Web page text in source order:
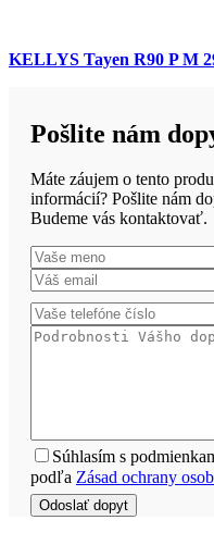
KELLYS Tayen R90 P M
Pošlite nám
Máte záujem o tento
informácií? Pošlite nám
Budeme vás kontaktovať.
Súhlasím s
podľa Zásad ochrany